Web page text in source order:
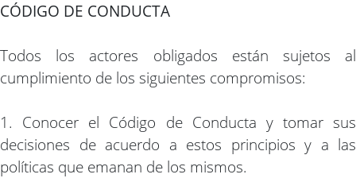
CÓDIGO DE CONDUCTA
Todos los actores obligados están sujetos al
cumplimiento de los siguientes compromisos:
1. Conocer el Código de Conducta y tomar sus
decisiones de acuerdo a estos principios y a las
políticas que emanan de los mismos.